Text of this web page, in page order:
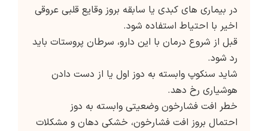
در بیماری های کبدی یا سابقه بروز وقایع قلبی عروقی
اخیر با احتیاط استفاده شود.
قبل از شروع درمان با این دارو، سرطان پروستات باید
رد شود.
شاید سنکوپ وابسته به دوز اول یا از دست دادن
هوشیاری رخ دهد.
خطر افت فشارخون وضعیتی وابسته به دوز
احتمال بروز افت فشارخون، خشکی دهان و مشکلات